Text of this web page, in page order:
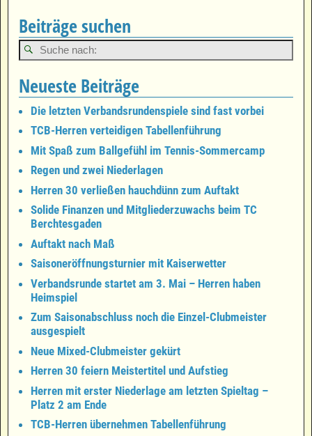
Beiträge suchen
Neueste Beiträge
Die letzten Verbandsrundenspiele sind fast vorbei
TCB-Herren verteidigen Tabellenführung
Mit Spaß zum Ballgefühl im Tennis-Sommercamp
Regen und zwei Niederlagen
Herren 30 verließen hauchdünn zum Auftakt
Solide Finanzen und Mitgliederzuwachs beim TC
Berchtesgaden
Auftakt nach Maß
Saisoneröffnungsturnier mit Kaiserwetter
Verbandsrunde startet am 3. Mai – Herren haben
Heimspiel
Zum Saisonabschluss noch die Einzel-Clubmeister
ausgespielt
Neue Mixed-Clubmeister gekürt
Herren 30 feiern Meistertitel und Aufstieg
Herren mit erster Niederlage am letzten Spieltag –
Platz 2 am Ende
TCB-Herren übernehmen Tabellenführung